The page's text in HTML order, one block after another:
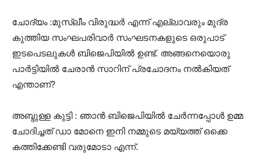
ചോദ്യം :മുസ്ലീം വിരുദ്ധർ എന്ന് എല്ലാവരും മുദ്ര
കുത്തിയ സംഘപരിവാർ സംഘടനകളുടെ ഒരുപാട്
ഇടപെടലുകൾ ബിജെപിയിൽ ഉണ്ട്. അങ്ങനെയൊരു
പാർട്ടിയിൽ ചേരാൻ സാറിന് പ്രചോദനം നൽകിയത്
എന്താണ്?
അബ്ദുള്ള കുട്ടി : ഞാൻ ബിജെപിയിൽ ചേർന്നപ്പോൾ ഉമ്മ
ചോദിച്ചത് ഡാ മോനെ ഇനി നമ്മുടെ മയ്യത്ത് ഒക്കെ
കത്തിക്കേണ്ടി വരുമോടാ എന്ന്.